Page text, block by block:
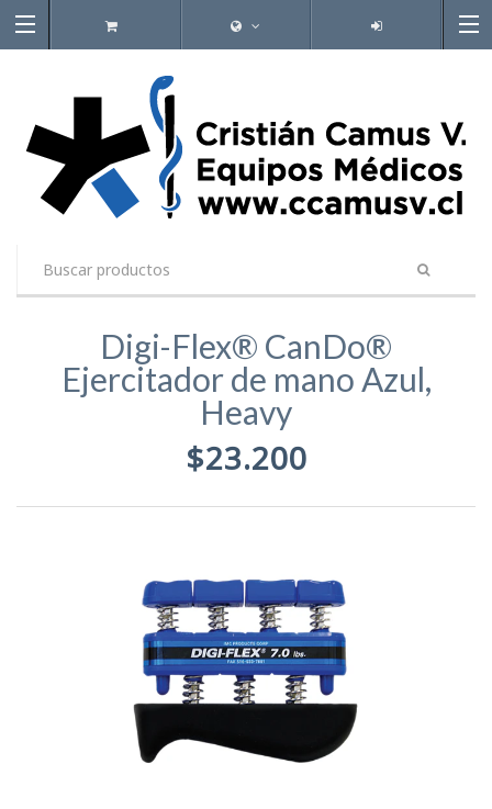
Digi-Flex® CanDo®
Ejercitador de mano Azul,
Heavy
$23.200